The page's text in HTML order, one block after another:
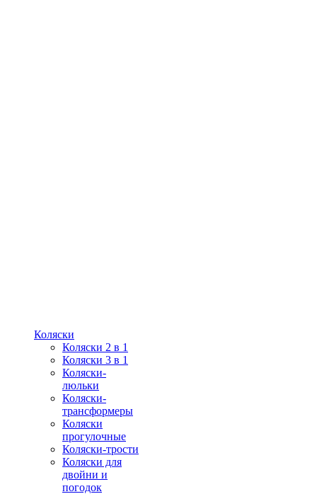
Коляски
Коляски 2 в 1
Коляски 3 в 1
Коляски-
люльки
Коляски-
трансформеры
Коляски
прогулочные
Коляски-трости
Коляски для
двойни и
погодок